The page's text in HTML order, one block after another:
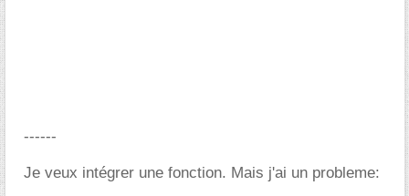
------
Je veux intégrer une fonction. Mais j'ai un probleme: